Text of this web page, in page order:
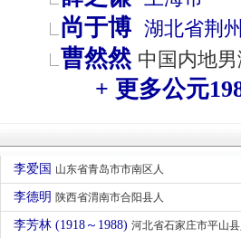
尚于博 湖北省荆
曹然然 中国内地男
+ 更多公元
李爱国 山东省青岛市市南区人
李德明 陕西省渭南市合阳县人
李芳林 (1918～1988) 河北省石家庄市平山县